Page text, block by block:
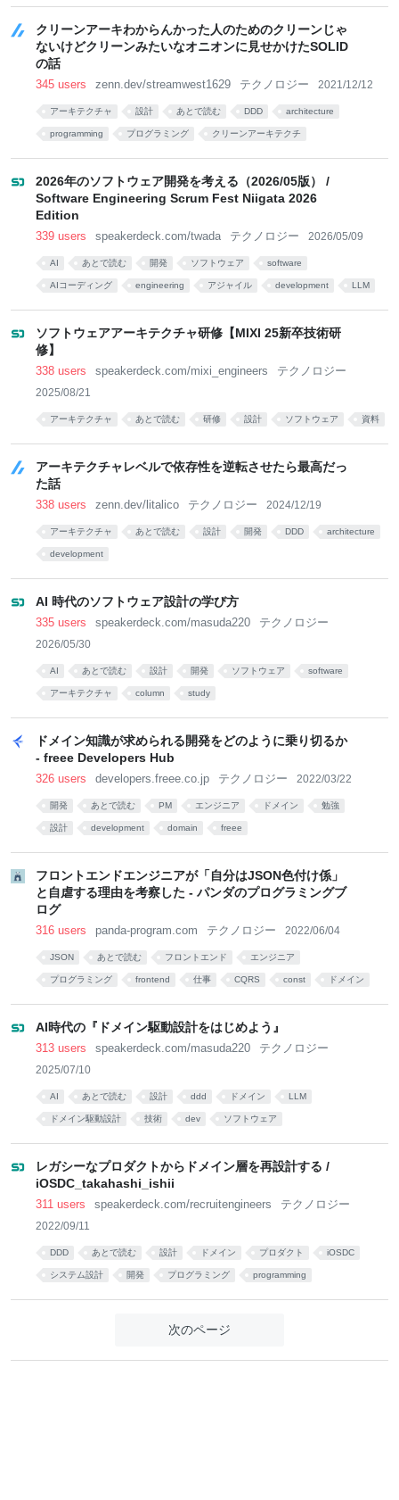
クリーンアーキわからんかった人のためのクリーンじゃ
ないけどクリーンみたいなオニオンに見せかけたSOLID
の話
345 users zenn.dev/streamwest1629 テクノロジー 2021/12/12
アーキテクチャ 設計 あとで読む DDD architecture
programming プログラミング クリーンアーキテクチ
2026年のソフトウェア開発を考える（2026/05版） /
Software Engineering Scrum Fest Niigata 2026
Edition
339 users speakerdeck.com/twada テクノロジー 2026/05/09
AI あとで読む 開発 ソフトウェア software
AIコーディング engineering アジャイル development LLM
ソフトウェアアーキテクチャ研修【MIXI 25新卒技術研
修】
338 users speakerdeck.com/mixi_engineers テクノロジー
2025/08/21
アーキテクチャ あとで読む 研修 設計 ソフトウェア 資料
アーキテクチャレベルで依存性を逆転させたら最高だっ
た話
338 users zenn.dev/litalico テクノロジー 2024/12/19
アーキテクチャ あとで読む 設計 開発 DDD architecture
development
AI 時代のソフトウェア設計の学び方
335 users speakerdeck.com/masuda220 テクノロジー
2026/05/30
AI あとで読む 設計 開発 ソフトウェア software
アーキテクチャ column study
ドメイン知識が求められる開発をどのように乗り切るか
- freee Developers Hub
326 users developers.freee.co.jp テクノロジー 2022/03/22
開発 あとで読む PM エンジニア ドメイン 勉強
設計 development domain freee
フロントエンドエンジニアが「自分はJSON色付け係」
と自虐する理由を考察した - パンダのプログラミングブ
ログ
316 users panda-program.com テクノロジー 2022/06/04
JSON あとで読む フロントエンド エンジニア
プログラミング frontend 仕事 CQRS const ドメイン
AI時代の『ドメイン駆動設計をはじめよう』
313 users speakerdeck.com/masuda220 テクノロジー
2025/07/10
AI あとで読む 設計 ddd ドメイン LLM
ドメイン駆動設計 技術 dev ソフトウェア
レガシーなプロダクトからドメイン層を再設計する /
iOSDC_takahashi_ishii
311 users speakerdeck.com/recruitengineers テクノロジー
2022/09/11
DDD あとで読む 設計 ドメイン プロダクト iOSDC
システム設計 開発 プログラミング programming
次のページ